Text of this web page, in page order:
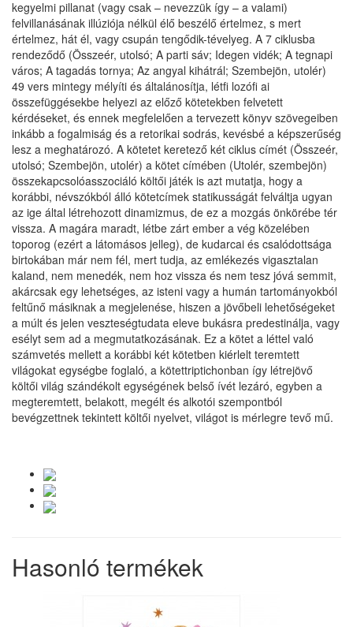
kegyelmi pillanat (vagy csak – nevezzük így – a valami)
felvillanásának illúziója nélkül élő beszélő értelmez, s mert
értelmez, hát él, vagy csupán tengődik-tévelyeg. A 7 ciklusba
rendeződő (Összeér, utolsó; A parti sáv; Idegen vidék; A tegnapi
város; A tagadás tornya; Az angyal kihátrál; Szembejön, utolér)
49 vers mintegy mélyíti és általánosítja, létfi lozófi ai
összefüggésekbe helyezi az előző kötetekben felvetett
kérdéseket, és ennek megfelelően a tervezett könyv szövegeiben
inkább a fogalmiság és a retorikai sodrás, kevésbé a képszerűség
lesz a meghatározó. A kötetet keretező két ciklus címét (Összeér,
utolsó; Szembejön, utolér) a kötet címében (Utolér, szembejön)
összekapcsolóasszociáló költői játék is azt mutatja, hogy a
korábbi, névszókból álló kötetcímek statikusságát felváltja ugyan
az ige által létrehozott dinamizmus, de ez a mozgás önkörébe tér
vissza. A magára maradt, létbe zárt ember a vég közelében
toporog (ezért a látomásos jelleg), de kudarcai és csalódottsága
birtokában már nem fél, mert tudja, az emlékezés vigasztalan
kaland, nem menedék, nem hoz vissza és nem tesz jóvá semmit,
akárcsak egy lehetséges, az isteni vagy a humán tartományokból
feltűnő másiknak a megjelenése, hiszen a jövőbeli lehetőségeket
a múlt és jelen veszteségtudata eleve bukásra predestinálja, vagy
esélyt sem ad a megmutatkozásának. Ez a kötet a léttel való
számvetés mellett a korábbi két kötetben kiérlelt teremtett
világokat egységbe foglaló, a kötettriptichonban így létrejövő
költői világ szándékolt egységének belső ívét lezáró, egyben a
megteremtett, belakott, megélt és alkotói szempontból
bevégzettnek tekintett költői nyelvet, világot is mérlegre tevő mű.
Hasonló termékek